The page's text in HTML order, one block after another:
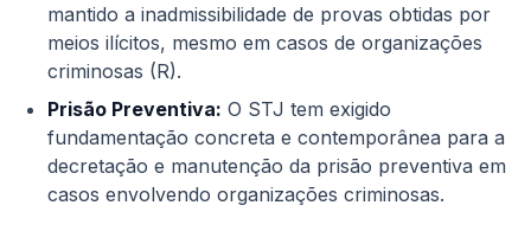
mantido a inadmissibilidade de provas obtidas por
meios ilícitos, mesmo em casos de organizações
criminosas (R).
Prisão Preventiva: O STJ tem exigido
fundamentação concreta e contemporânea para a
decretação e manutenção da prisão preventiva em
casos envolvendo organizações criminosas.